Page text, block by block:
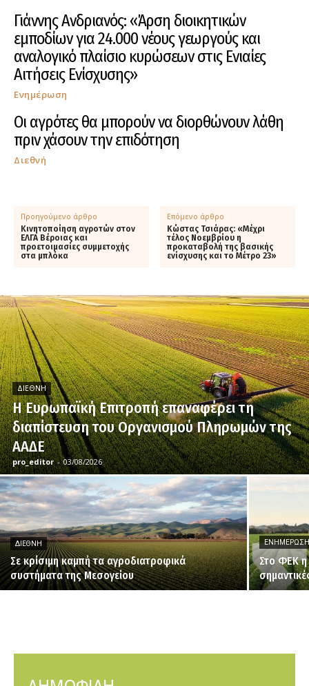
Γιάννης Ανδριανός: «Άρση διοικητικών
εμποδίων για 24.000 νέους γεωργούς και
αναλογικό πλαίσιο κυρώσεων στις Ενιαίες
Αιτήσεις Ενίσχυσης»
Ενημέρωση
Οι αγρότες θα μπορούν να διορθώνουν λάθη
πριν χάσουν την επιδότηση
Διεθνή
Προηγούμενο άρθρο
Κινητοποίηση αγροτών στον
ΕΛΓΑ Βέροιας και
προετοιμασίες συμμετοχής
στα μπλόκα
Επόμενο άρθρο
Κώστας Τσιάρας: «Μέχρι
τέλος Νοεμβρίου η
προκαταβολή της βασικής
ενίσχυσης και το Μέτρο 23»
ΔΙΕΘΝΉ
H Ευρωπαϊκή Επιτροπή επαναφέρει τη
διαπίστευση του Οργανισμού Πληρωμών της
ΑΑΔΕ
pro_editor - 03/08/2026
ΔΙΕΘΝΉ
Σε κρίσιμη καμπή τα αγροδιατροφικά
συστήματα της Μεσογείου
Στο ΦΕΚ η